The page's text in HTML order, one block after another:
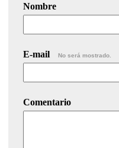
Nombre
E-mail No será mostrado.
Comentario